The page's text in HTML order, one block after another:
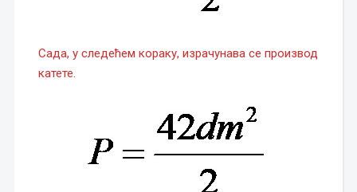
Сада, у следећем кораку, израчунава се производ
катете.